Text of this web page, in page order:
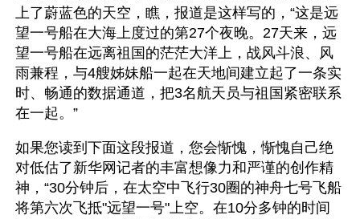
上了蔚蓝色的天空，瞧，报道是这样写的，“这是远
望一号船在大海上度过的第27个夜晚。27天来，远
望一号船在远离祖国的茫茫大洋上，战风斗浪、风
雨兼程，与4艘姊妹船一起在天地间建立起了一条实
时、畅通的数据通道，把3名航天员与祖国紧密联系
在一起。”
如果您读到下面这段报道，您会惭愧，惭愧自己绝
对低估了新华网记者的丰富想像力和严谨的创作精
神，“30分钟后，在太空中飞行30圈的神舟七号飞船
将第六次飞抵"远望一号"上空。在10分多钟的时间